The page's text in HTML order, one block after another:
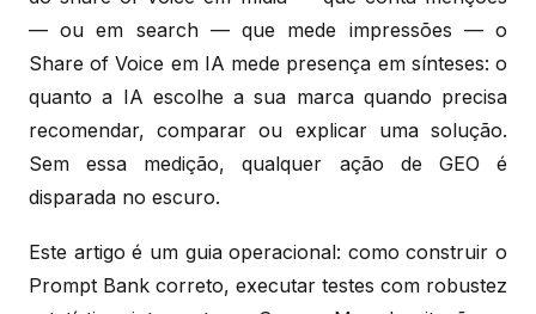
— ou em search — que mede impressões — o
Share of Voice em IA mede presença em sínteses: o
quanto a IA escolhe a sua marca quando precisa
recomendar, comparar ou explicar uma solução.
Sem essa medição, qualquer ação de GEO é
disparada no escuro.
Este artigo é um guia operacional: como construir o
Prompt Bank correto, executar testes com robustez